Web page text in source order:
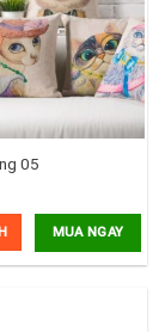
05
MUA NGAY